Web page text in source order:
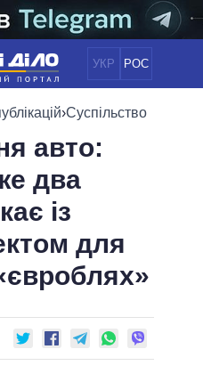
УКР РОС
ПОЛІТИКА
ЕКОНОМІКА
СУСПІЛЬСТВО
ПОЛІТИКІВ
›Суспільство
авто:
два
із
для